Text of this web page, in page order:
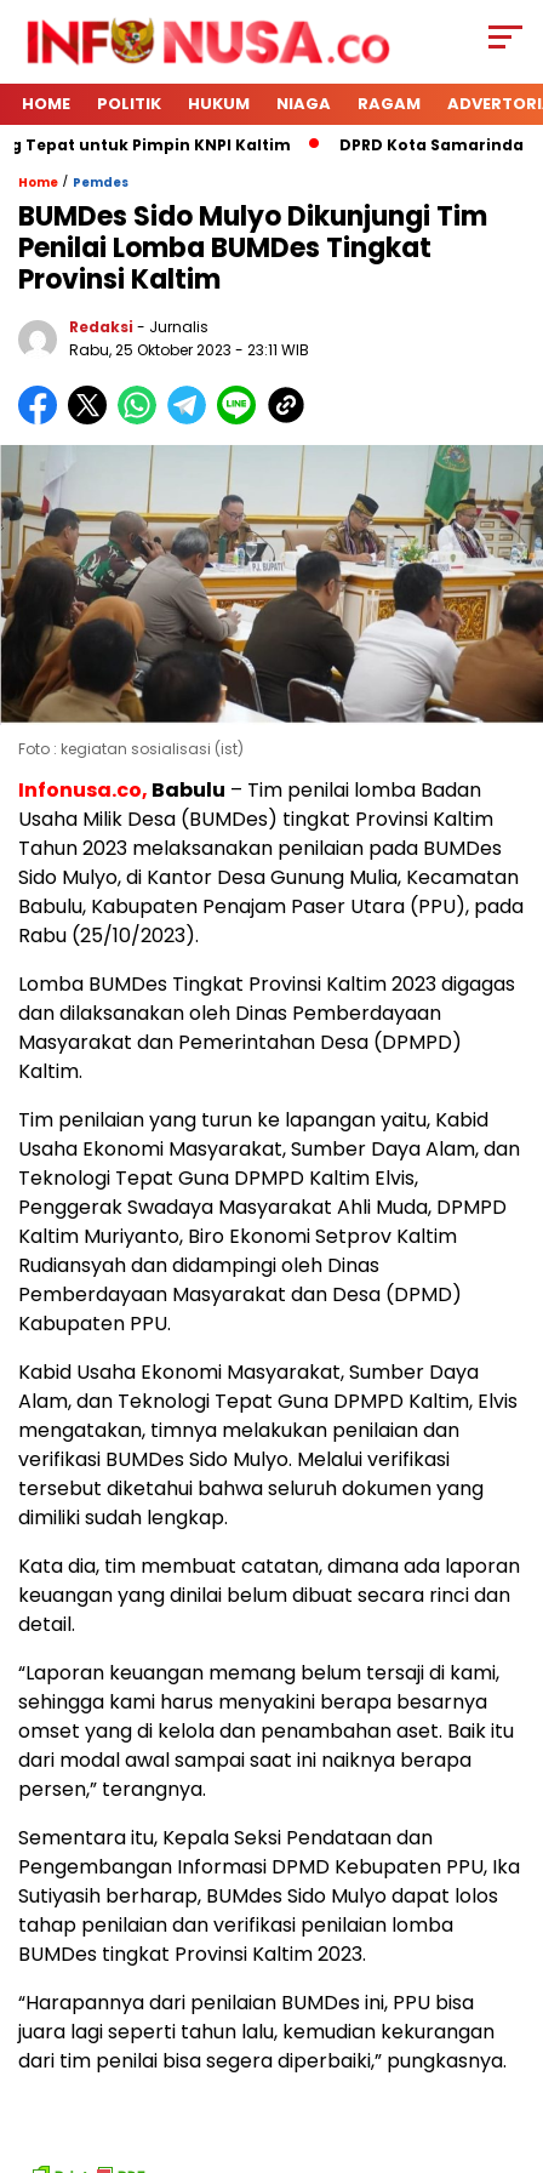
HOME POLITIK HUKUM NIAGA RAGAM
untuk Pimpin KNPI Kaltim DPRD Kota Samarinda
Home / Pemdes
BUMDes Sido Mulyo Dikunjungi Tim
Penilai Lomba BUMDes Tingkat
Provinsi Kaltim
Redaksi - Jurnalis
Rabu, 25 Oktober 2023 - 23:11 WIB
Foto : kegiatan sosialisasi (ist)
Infonusa.co, Babulu – Tim penilai lomba Badan
Usaha Milik Desa (BUMDes) tingkat Provinsi Kaltim
Tahun 2023 melaksanakan penilaian pada BUMDes
Sido Mulyo, di Kantor Desa Gunung Mulia, Kecamatan
Babulu, Kabupaten Penajam Paser Utara (PPU), pada
Rabu (25/10/2023).
Lomba BUMDes Tingkat Provinsi Kaltim 2023 digagas
dan dilaksanakan oleh Dinas Pemberdayaan
Masyarakat dan Pemerintahan Desa (DPMPD)
Kaltim.
Tim penilaian yang turun ke lapangan yaitu, Kabid
Usaha Ekonomi Masyarakat, Sumber Daya Alam, dan
Teknologi Tepat Guna DPMPD Kaltim Elvis,
Penggerak Swadaya Masyarakat Ahli Muda, DPMPD
Kaltim Muriyanto, Biro Ekonomi Setprov Kaltim
Rudiansyah dan didampingi oleh Dinas
Pemberdayaan Masyarakat dan Desa (DPMD)
Kabupaten PPU.
Kabid Usaha Ekonomi Masyarakat, Sumber Daya
Alam, dan Teknologi Tepat Guna DPMPD Kaltim, Elvis
mengatakan, timnya melakukan penilaian dan
verifikasi BUMDes Sido Mulyo. Melalui verifikasi
tersebut diketahui bahwa seluruh dokumen yang
dimiliki sudah lengkap.
Kata dia, tim membuat catatan, dimana ada laporan
keuangan yang dinilai belum dibuat secara rinci dan
detail.
“Laporan keuangan memang belum tersaji di kami,
sehingga kami harus menyakini berapa besarnya
omset yang di kelola dan penambahan aset. Baik itu
dari modal awal sampai saat ini naiknya berapa
persen,” terangnya.
Sementara itu, Kepala Seksi Pendataan dan
Pengembangan Informasi DPMD Kebupaten PPU, Ika
Sutiyasih berharap, BUMdes Sido Mulyo dapat lolos
tahap penilaian dan verifikasi penilaian lomba
BUMDes tingkat Provinsi Kaltim 2023.
“Harapannya dari penilaian BUMDes ini, PPU bisa
juara lagi seperti tahun lalu, kemudian kekurangan
dari tim penilai bisa segera diperbaiki,” pungkasnya.